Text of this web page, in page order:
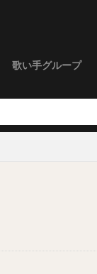
歌い手グループ